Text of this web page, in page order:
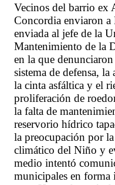
Vecinos del barrio ex
Concordia enviaron
enviada al jefe de la
Mantenimiento de la
en la que
sistema de defensa,
la cinta asfáltica y el
proliferación de
la falta de
reservorio hídrico
la preocupación por
climático del Niño y
medio intentó
municipales en forma